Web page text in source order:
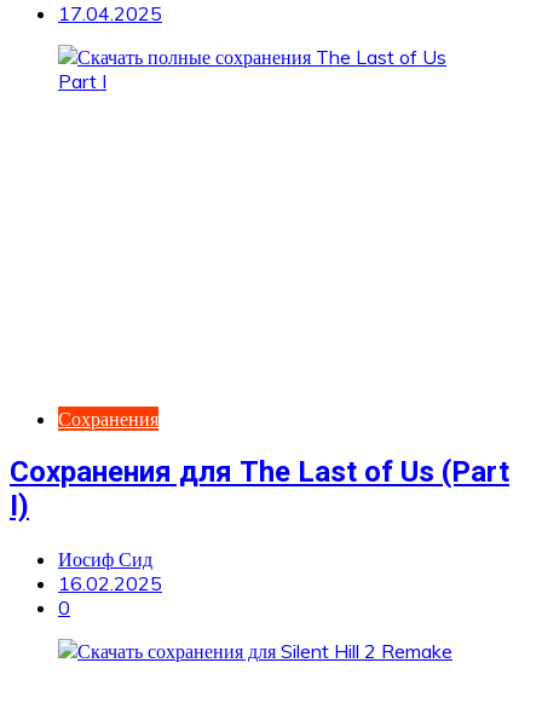
17.04.2025
Сохранения
Сохранения для The Last of Us (Part
I)
Иосиф Сид
16.02.2025
0